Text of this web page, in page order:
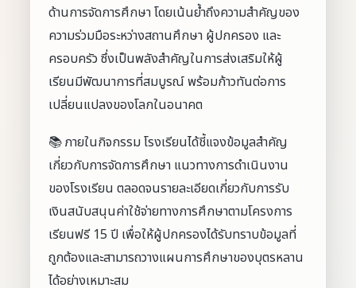
ด้านการจัดการศึกษา โดยเน้นย้ำถึงความสำคัญของ
ความร่วมมือระหว่างสถานศึกษา ผู้ปกครอง และ
ครอบครัว ซึ่งเป็นพลังสำคัญในการส่งเสริมให้ผู้
เรียนมีพัฒนาการที่สมบูรณ์ พร้อมก้าวทันต่อการ
เปลี่ยนแปลงของโลกในอนาคต
📚 ภายในกิจกรรม โรงเรียนได้ชี้แจงข้อมูลสำคัญ
เกี่ยวกับการจัดการศึกษา แนวทางการดำเนินงาน
ของโรงเรียน ตลอดจนรายละเอียดเกี่ยวกับการรับ
เงินสนับสนุนค่าใช้จ่ายทางการศึกษาตามโครงการ
เรียนฟรี 15 ปี เพื่อให้ผู้ปกครองได้รับทราบข้อมูลที่
ถูกต้องและสามารถวางแผนการศึกษาของบุตรหลาน
ได้อย่างเหมาะสม